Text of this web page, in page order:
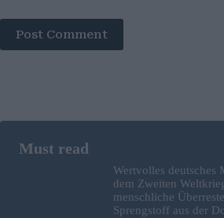
Post Comment
Wertvolles deutsches
dem Zweiten
menschliche
Sprengstoff aus der